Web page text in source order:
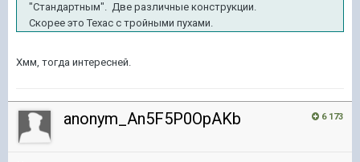
"Стандартным". Две различные конструкции.
Скорее это Техас с тройными пухами.
Хмм, тогда интересней.
6 173
anonym_An5F5P0OpAKb